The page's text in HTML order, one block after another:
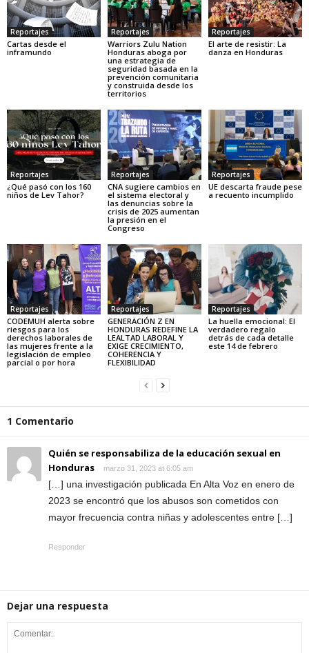
Reportajes
Cartas desde el
inframundo
Reportajes
Warriors Zulu Nation
Honduras aboga por
una estrategia de
seguridad basada en la
prevención comunitaria
y construida desde los
territorios
Reportajes
El arte de resistir: La
danza en Honduras
Reportajes
¿Qué pasó con los 160
niños de Lev Tahor?
Reportajes
CNA sugiere cambios en
el sistema electoral y
las denuncias sobre la
crisis de 2025 aumentan
la presión en el
Congreso
Reportajes
UE descarta fraude pese
a recuento incumplido
Reportajes
CODEMUH alerta sobre
riesgos para los
derechos laborales de
las mujeres frente a la
legislación de empleo
parcial o por hora
Reportajes
GENERACIÓN Z EN
HONDURAS REDEFINE LA
LEALTAD LABORAL Y
EXIGE CRECIMIENTO,
COHERENCIA Y
FLEXIBILIDAD
Reportajes
La huella emocional: El
verdadero regalo
detrás de cada detalle
este 14 de febrero
1 Comentario
Quién se responsabiliza de la educación sexual en
Honduras
marzo 31, 2023 at 6:05 am
[…] una investigación publicada En Alta Voz en enero de
2023 se encontró que los abusos son cometidos con
mayor frecuencia contra niñas y adolescentes entre […]
Responder
Dejar una respuesta